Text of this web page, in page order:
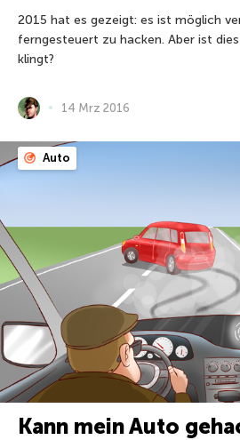
2015 hat es gezeigt: es ist möglich
ferngesteuert zu hacken. Aber ist
klingt?
14 Mrz 2016
Auto
Kann mein Auto